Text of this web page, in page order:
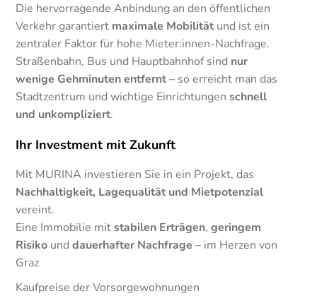
Die hervorragende Anbindung an den öffentlichen
Verkehr garantiert maximale Mobilität und ist ein
zentraler Faktor für hohe Mieter:innen-Nachfrage.
Straßenbahn, Bus und Hauptbahnhof sind nur
wenige Gehminuten entfernt– so erreicht man das
Stadtzentrum und wichtige Einrichtungenschnell
und unkompliziert.
Ihr Investment mit Zukunft
Mit MURINA investieren Sie in ein Projekt, das
Nachhaltigkeit, Lagequalität und Mietpotenzial
vereint.
Eine Immobilie mitstabilen Erträgen,geringem
Risiko unddauerhafter Nachfrage – im Herzen von
Graz
Kaufpreise der Vorsorgewohnungen